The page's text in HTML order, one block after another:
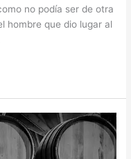
no podía ser de otra
hombre que dio lugar al